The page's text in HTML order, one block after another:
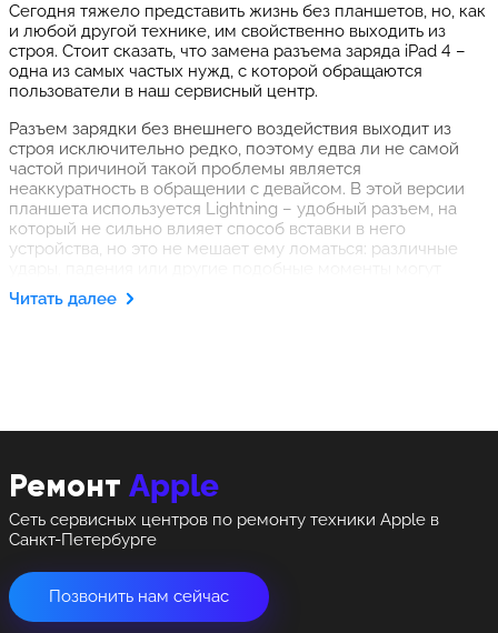
Сегодня тяжело представить жизнь без планшетов, но, как
и любой другой технике, им свойственно выходить из
строя. Стоит сказать, что замена разъема заряда iPad 4 –
одна из самых частых нужд, с которой обращаются
пользователи в наш сервисный центр.
Разъем зарядки без внешнего воздействия выходит из
строя исключительно редко, поэтому едва ли не самой
частой причиной такой проблемы является
неаккуратность в обращении с девайсом. В этой версии
планшета используется Lightning – удобный разъем, на
который не сильно влияет способ вставки в него
устройства, но это не мешает ему ломаться: различные
привести к возникновению потребности в ремонте.
Случается и такое, что планшет заряжается в машине, и
пагубно влияют не только на этот элемент, но и на весь
Читать далее
Ремонт Apple
Сеть сервисных центров по ремонту техники Apple в
Санкт-Петербурге
Позвонить нам сейчас